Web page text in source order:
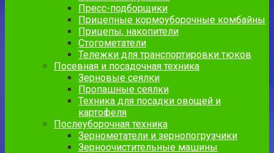
Пресс-подборщики
Прицепные кормоуборочные комбайны
Прицепы, накопители
Стогометатели
Тележки для транспортировки тюков
Посевная и посадочная техника
Зерновые сеялки
Пропашные сеялки
Техника для посадки овощей и
картофеля
Послеуборочная техника
Зернометатели и зернопогрузчики
Зерноочистительные машины